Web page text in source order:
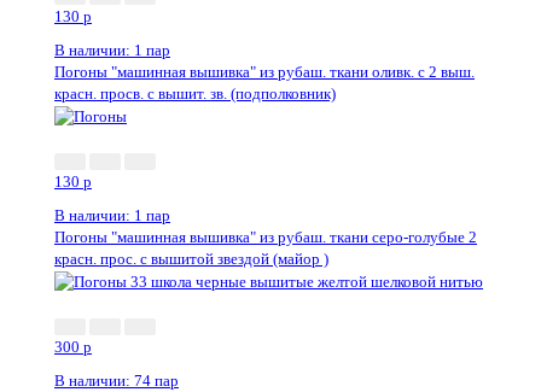
130 p
В наличии: 1 пар
Погоны "машинная вышивка" из рубаш. ткани оливк. с 2 выш.
красн. просв. с вышит. зв. (подполковник)
130 p
В наличии: 1 пар
Погоны "машинная вышивка" из рубаш. ткани серо-голубые 2
красн. прос. с вышитой звездой (майор )
300 p
В наличии: 74 пар